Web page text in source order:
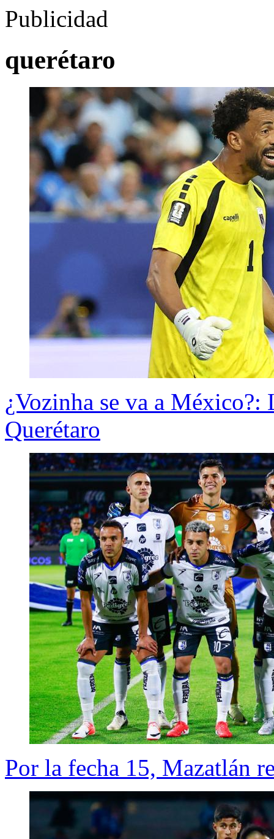
Publicidad
querétaro
¿Vozinha se va a
Querétaro
Por la fecha 15, Mazatlán